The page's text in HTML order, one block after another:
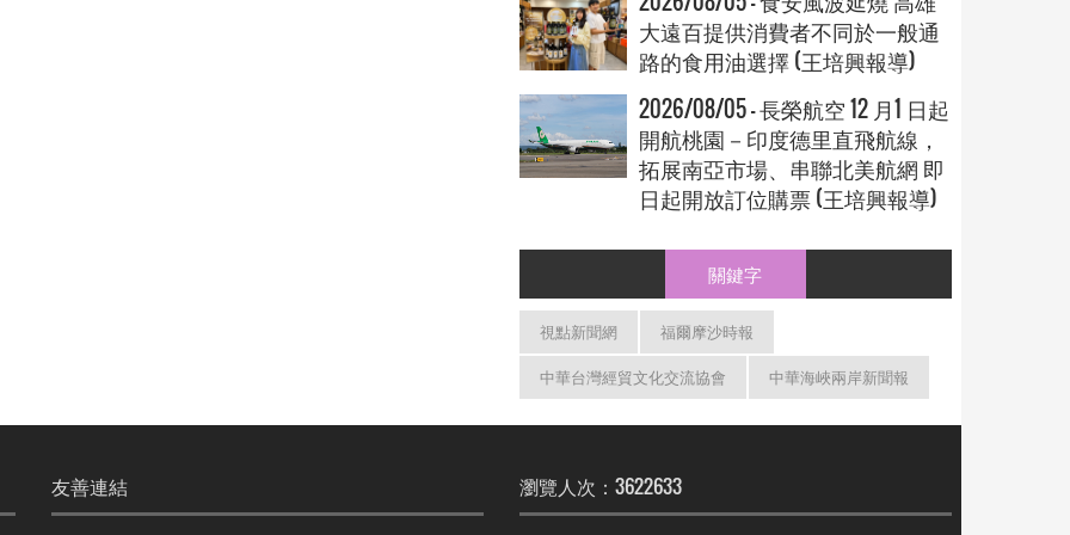
大遠百提供消費者不同於一般通
路的食用油選擇 (王培興報導)
2026/08/05 - 長榮航空 12 月1 日起
開航桃園－印度德里直飛航線，
拓展南亞市場、串聯北美航網 即
日起開放訂位購票 (王培興報導)
關鍵字
視點新聞網
福爾摩沙時報
中華台灣經貿文化交流協會
中華海峽兩岸新聞報
友善連結 瀏覽人次：3622633